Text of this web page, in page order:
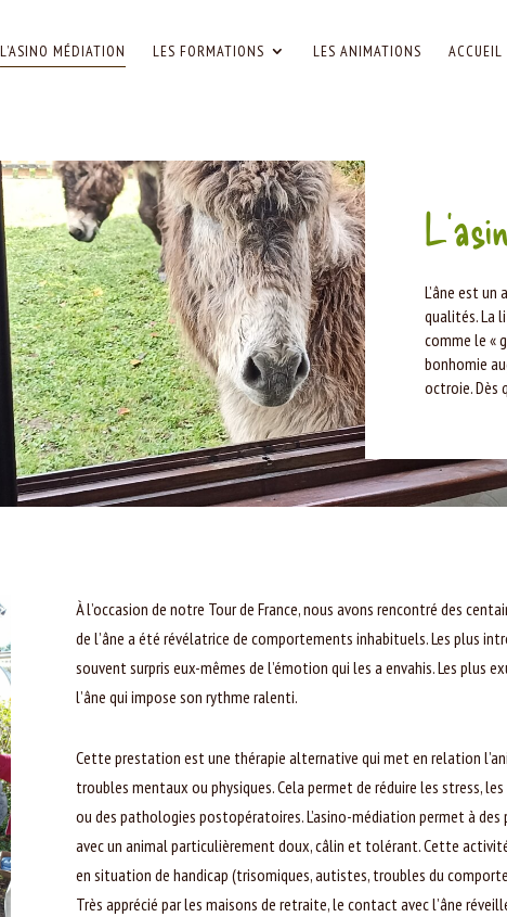
L’ASINO MÉDIATION LES FORMATIONS LES ANIMATIONS ACCUEIL
L’âne est
qualités. La
comme le «
bonhomie
octroie. Dès
À l’occasion de notre Tour de France, nous avons rencontré des
de l’âne a été révélatrice de comportements inhabituels. Les plus
souvent surpris eux-mêmes de l’émotion qui les a envahis. Les plus
l’âne qui impose son rythme ralenti.
Cette prestation est une thérapie alternative qui met en relation
troubles mentaux ou physiques. Cela permet de réduire les stress,
ou des pathologies postopératoires. L’asino-médiation permet à
avec un animal particulièrement doux, câlin et tolérant. Cette
en situation de handicap (trisomiques, autistes, troubles du
Très apprécié par les maisons de retraite, le contact avec l’âne